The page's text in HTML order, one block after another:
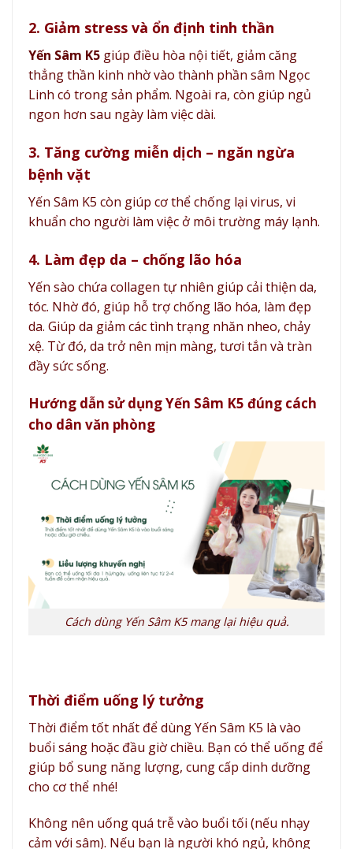
2. Giảm stress và ổn định tinh thần
Yến Sâm K5 giúp điều hòa nội tiết, giảm căng
thẳng thần kinh nhờ vào thành phần sâm Ngọc
Linh có trong sản phẩm. Ngoài ra, còn giúp ngủ
ngon hơn sau ngày làm việc dài.
3. Tăng cường miễn dịch – ngăn ngừa
bệnh vặt
Yến Sâm K5 còn giúp cơ thể chống lại virus, vi
khuẩn cho người làm việc ở môi trường máy lạnh.
4. Làm đẹp da – chống lão hóa
Yến sào chứa collagen tự nhiên giúp cải thiện da,
tóc. Nhờ đó, giúp hỗ trợ chống lão hóa, làm đẹp
da. Giúp da giảm các tình trạng nhăn nheo, chảy
xệ. Từ đó, da trở nên mịn màng, tươi tắn và tràn
đầy sức sống.
Hướng dẫn sử dụng Yến Sâm K5 đúng cách
cho dân văn phòng
Cách dùng Yến Sâm K5 mang lại hiệu quả.
Thời điểm uống lý tưởng
Thời điểm tốt nhất để dùng Yến Sâm K5 là vào
buổi sáng hoặc đầu giờ chiều. Bạn có thể uống để
giúp bổ sung năng lượng, cung cấp dinh dưỡng
cho cơ thể nhé!
Không nên uống quá trễ vào buổi tối (nếu nhạy
cảm với sâm). Nếu bạn là người khó ngủ, không